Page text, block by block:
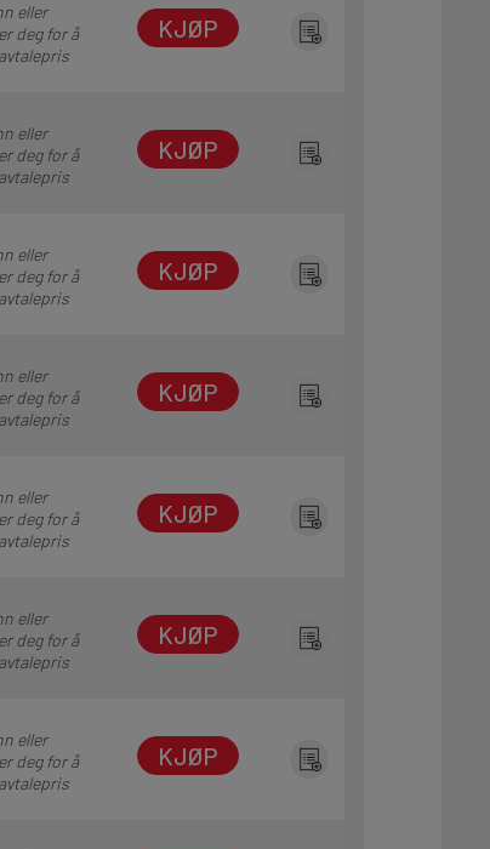
eller
deg for å
KJØP
eller
deg for å
KJØP
eller
deg for å
KJØP
eller
deg for å
KJØP
eller
deg for å
KJØP
eller
deg for å
KJØP
eller
deg for å
KJØP